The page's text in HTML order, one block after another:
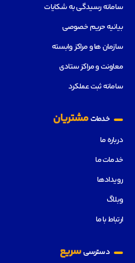
سامانه رسیدگی به شکایات
بیانیه حریم خصوصی
سازمان ها و مراکز وابسته
معاونت و مراکز ستادی
سامانه ثبت عملکرد
خدماتمشتریان
درباره ما
خدمات ما
رویدادها
وبلاگ
ارتباط با ما
دسترسیسریع